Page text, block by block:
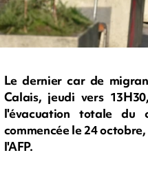
Le dernier car de
Calais, jeudi vers
l'évacuation totale du
commencée le 24
l'AFP.